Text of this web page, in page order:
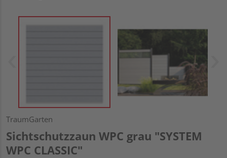
TraumGarten
Sichtschutzzaun WPC grau "SYSTEM
WPC CLASSIC"